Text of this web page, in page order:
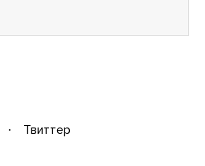
Твиттер